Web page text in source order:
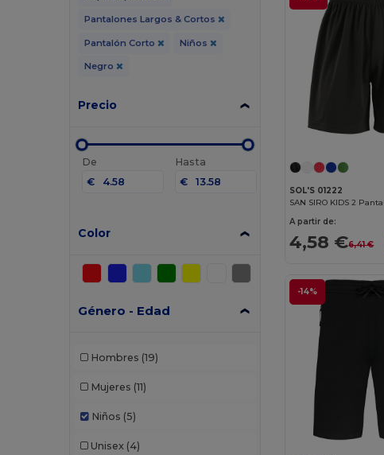
Pantalones Largos & Cortos
Pantalón Corto Niños
Negro
Precio
De
€
Hasta
€
Color
Género - Edad
Hombres (19)
Mujeres (11)
Niños (5)
Unisex (4)
SOL'S 01222
A partir de:
4,58 €6,41 €
-14%